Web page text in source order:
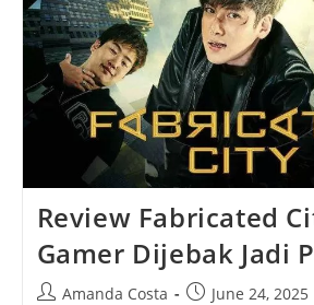
Laut
Yang
Wajib
Dikunjungi
Review Fabricated
Gamer Dijebak Jadi
PostAmanda Costa
PostJune 24, 2025